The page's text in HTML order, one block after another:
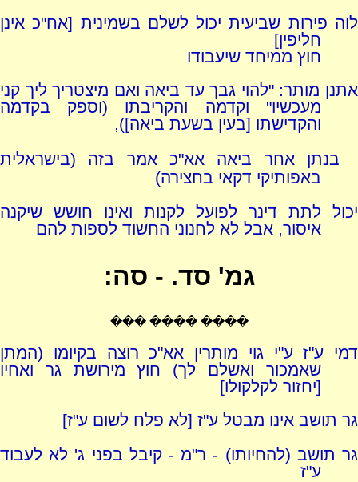
לוה פירות שביעית יכול לשלם בשמינית [אח"כ אינן
חליפין]
חוץ ממיחד שיעבודו
אתנן מותר: "להוי גבך עד ביאה ואם מיצטריך ליך קני
מעכשיו" וקדמה והקריבתו (וספק בקדמה
והקדישתו [בעין בשעת ביאה]),
בנתן אחר ביאה אא"כ אמר בזה (בישראלית
באפותיקי דקאי בחצירה)
יכול לתת דינר לפועל לקנות ואינו חושש שיקנה
איסור, אבל לא לחנוני החשוד לספות להם
גמ' סד. - סה:
���� ���� ���
דמי ע"ז ע"י גוי מותרין אא"כ רוצה בקיומו (המתן
שאמכור ואשלם לך) חוץ מירושת גר ואחיו
[יחזור לקלקולו]
גר תושב אינו מבטל ע"ז [לא פלח לשום ע"ז]
גר תושב (להחיותו) - ר"מ - קיבל בפני ג' לא לעבוד
ע"ז